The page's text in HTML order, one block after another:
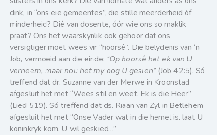
dink, in “ons eie gemeentes”, die stille meerderheid òf
minderheid? Dié van dosente, óór wie ons so maklik
praat? Ons het waarskynlik ook gehoor dat ons
versigtiger moet wees vir “hoorsê”. Die belydenis van ‘n
Job, vermoeid aan die einde: “Op hoorsê het ek van U
verneem, maar nou het my oog U gesien”(Job 42:5). Só
treffend dat dr. Suzanne van der Merwe in Kroonstad
afgesluit het met “Wees stil en weet, Ek is die Heer”
(Lied 519). Só treffend dat ds. Riaan van Zyl in Betlehem
afgesluit het met “Onse Vader wat in die hemel is, laat U
koninkryk kom, U wil geskied…”